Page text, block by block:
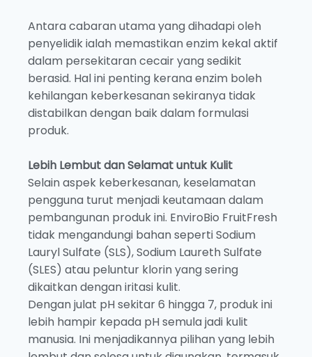
Antara cabaran utama yang dihadapi oleh
penyelidik ialah memastikan enzim kekal aktif
dalam persekitaran cecair yang sedikit
berasid. Hal ini penting kerana enzim boleh
kehilangan keberkesanan sekiranya tidak
distabilkan dengan baik dalam formulasi
produk.
Lebih Lembut dan Selamat untuk Kulit
Selain aspek keberkesanan, keselamatan
pengguna turut menjadi keutamaan dalam
pembangunan produk ini. EnviroBio FruitFresh
tidak mengandungi bahan seperti Sodium
Lauryl Sulfate (SLS), Sodium Laureth Sulfate
(SLES) atau peluntur klorin yang sering
dikaitkan dengan iritasi kulit.
Dengan julat pH sekitar 6 hingga 7, produk ini
lebih hampir kepada pH semula jadi kulit
manusia. Ini menjadikannya pilihan yang lebih